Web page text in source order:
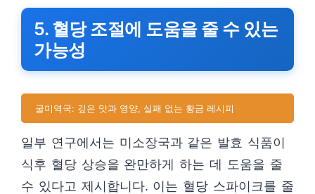
5. 혈당 조절에 도움을 줄 수 있는
가능성
굴미역국: 깊은 맛과 영양, 실패 없는 황금 레시피
일부 연구에서는 미소장국과 같은 발효 식품이
식후 혈당 상승을 완만하게 하는 데 도움을 줄
수 있다고 제시합니다. 이는 혈당 스파이크를 줄